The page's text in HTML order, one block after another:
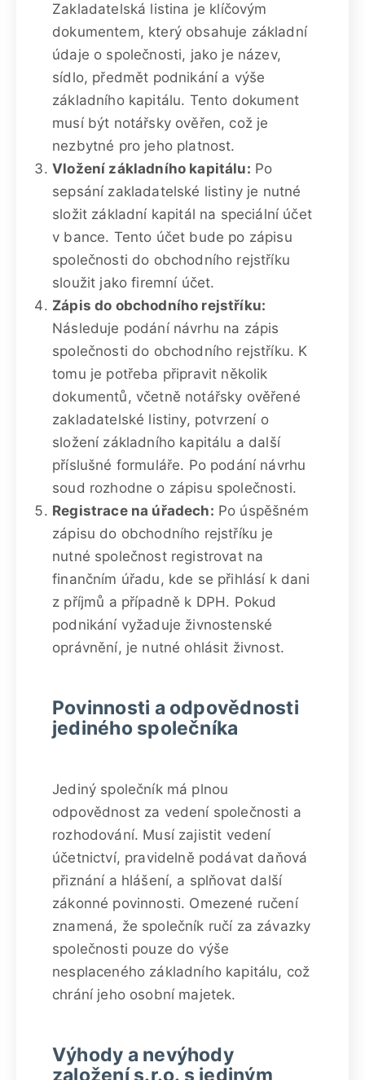
Zakladatelská listina je klíčovým
dokumentem, který obsahuje základní
údaje o společnosti, jako je název,
sídlo, předmět podnikání a výše
základního kapitálu. Tento dokument
musí být notářsky ověřen, což je
nezbytné pro jeho platnost.
Vložení základního kapitálu: Po
sepsání zakladatelské listiny je nutné
složit základní kapitál na speciální účet
v bance. Tento účet bude po zápisu
společnosti do obchodního rejstříku
sloužit jako firemní účet.
Zápis do obchodního rejstříku:
Následuje podání návrhu na zápis
společnosti do obchodního rejstříku. K
tomu je potřeba připravit několik
dokumentů, včetně notářsky ověřené
zakladatelské listiny, potvrzení o
složení základního kapitálu a další
příslušné formuláře. Po podání návrhu
soud rozhodne o zápisu společnosti.
Registrace na úřadech: Po úspěšném
zápisu do obchodního rejstříku je
nutné společnost registrovat na
finančním úřadu, kde se přihlásí k dani
z příjmů a případně k DPH. Pokud
podnikání vyžaduje živnostenské
oprávnění, je nutné ohlásit živnost.
Povinnosti a odpovědnosti
jediného společníka
Jediný společník má plnou
odpovědnost za vedení společnosti a
rozhodování. Musí zajistit vedení
účetnictví, pravidelně podávat daňová
přiznání a hlášení, a splňovat další
zákonné povinnosti. Omezené ručení
znamená, že společník ručí za závazky
společnosti pouze do výše
nesplaceného základního kapitálu, což
chrání jeho osobní majetek.
Výhody a nevýhody
založení s.r.o. s jediným